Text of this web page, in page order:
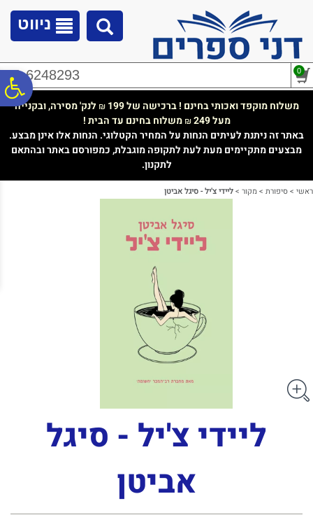
נגישות
ניווט
02-6248293 0
משלוח מוקפד ואכותי בחינם ! ברכישה של 199 ₪ לנק' מסירה, ובקנייה
מעל 249
₪משלוח בחינם עד הבית !
באתר זה ניתנת לעיתים הנחות על המחיר הקטלוגי. הנחות אלו אינן מבצע.
מבצעים מתקיימים מעת לעת לתקופה מוגבלת, כמפורסם באתר ובהתאם
לתקנון.
ראשי >סיפורת >מקור >ליידי צ'יל - סיגל אביטן
ליידי צ'יל - סיגל
אביטן